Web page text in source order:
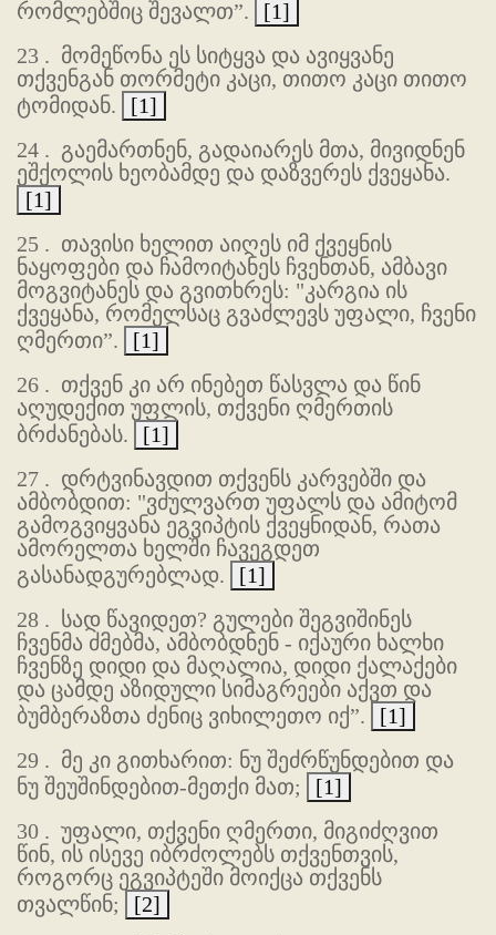
რომლებშიც შევალთ”.
[1]
23 . მომეწონა ეს სიტყვა და ავიყვანე
თქვენგან თორმეტი კაცი, თითო კაცი თითო
ტომიდან.
[1]
24 . გაემართნენ, გადაიარეს მთა, მივიდნენ
ეშქოლის ხეობამდე და დაზვერეს ქვეყანა.
[1]
25 . თავისი ხელით აიღეს იმ ქვეყნის
ნაყოფები და ჩამოიტანეს ჩვენთან, ამბავი
მოგვიტანეს და გვითხრეს: "კარგია ის
ქვეყანა, რომელსაც გვაძლევს უფალი, ჩვენი
ღმერთი”.
[1]
26 . თქვენ კი არ ინებეთ წასვლა და წინ
აღუდექით უფლის, თქვენი ღმერთის
ბრძანებას.
[1]
27 . დრტვინავდით თქვენს კარვებში და
ამბობდით: "ვძულვართ უფალს და ამიტომ
გამოგვიყვანა ეგვიპტის ქვეყნიდან, რათა
ამორელთა ხელში ჩავეგდეთ
გასანადგურებლად.
[1]
28 . სად წავიდეთ? გულები შეგვიშინეს
ჩვენმა ძმებმა, ამბობდნენ - იქაური ხალხი
ჩვენზე დიდი და მაღალია, დიდი ქალაქები
და ცამდე აზიდული სიმაგრეები აქვთ და
ბუმბერაზთა ძენიც ვიხილეთო იქ”.
[1]
29 . მე კი გითხარით: ნუ შეძრწუნდებით და
ნუ შეუშინდებით-მეთქი მათ;
[1]
30 . უფალი, თქვენი ღმერთი, მიგიძღვით
წინ, ის ისევე იბრძოლებს თქვენთვის,
როგორც ეგვიპტეში მოიქცა თქვენს
თვალწინ;
[2]